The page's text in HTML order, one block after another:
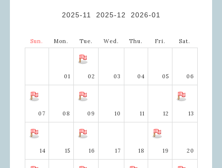
2025-11 2025-12 2026-01
Sun. Mon. Tue. Wed. Thu. Fri. Sat.
01 02 03 04 05 06
07 08 09 10 11 12 13
14 15 16 17 18 19 20